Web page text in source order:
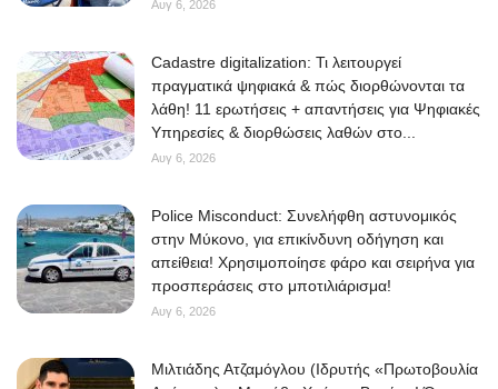
Αυγ 6, 2026
Cadastre digitalization: Τι λειτουργεί
πραγματικά ψηφιακά & πώς διορθώνονται τα
λάθη! 11 ερωτήσεις + απαντήσεις για Ψηφιακές
Υπηρεσίες & διορθώσεις λαθών στο...
Αυγ 6, 2026
Police Misconduct: Συνελήφθη αστυνομικός
στην Μύκονο, για επικίνδυνη οδήγηση και
απείθεια! Χρησιμοποίησε φάρο και σειρήνα για
προσπεράσεις στο μποτιλιάρισμα!
Αυγ 6, 2026
Μιλτιάδης Ατζαμόγλου (Ιδρυτής «Πρωτοβουλία